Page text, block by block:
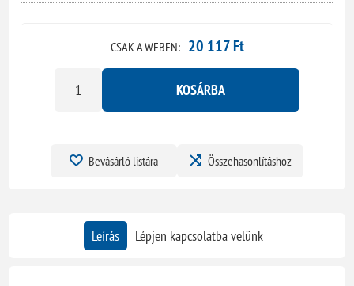
CSAK A WEBEN: 20 117 Ft
KOSÁRBA
Bevásárló listára Összehasonlításhoz
Leírás Lépjen kapcsolatba velünk